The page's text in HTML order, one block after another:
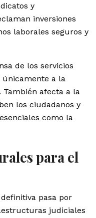
y
inversiones
laborales seguros y
de los servicios
a la
afecta a la
los ciudadanos y
como la
para el
pasa por
judiciales